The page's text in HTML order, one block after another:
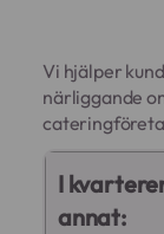
Vi hjälper
närliggande
I
annat: